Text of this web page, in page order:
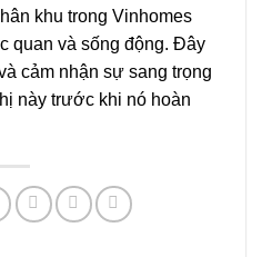
khu trong Vinhomes
quan và sống động. Đây
cảm nhận sự sang trọng
này trước khi nó hoàn